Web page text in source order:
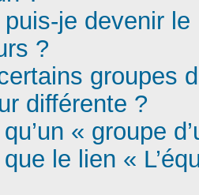
je devenir le
?
groupes
différente ?
qu’un « groupe
que le lien «